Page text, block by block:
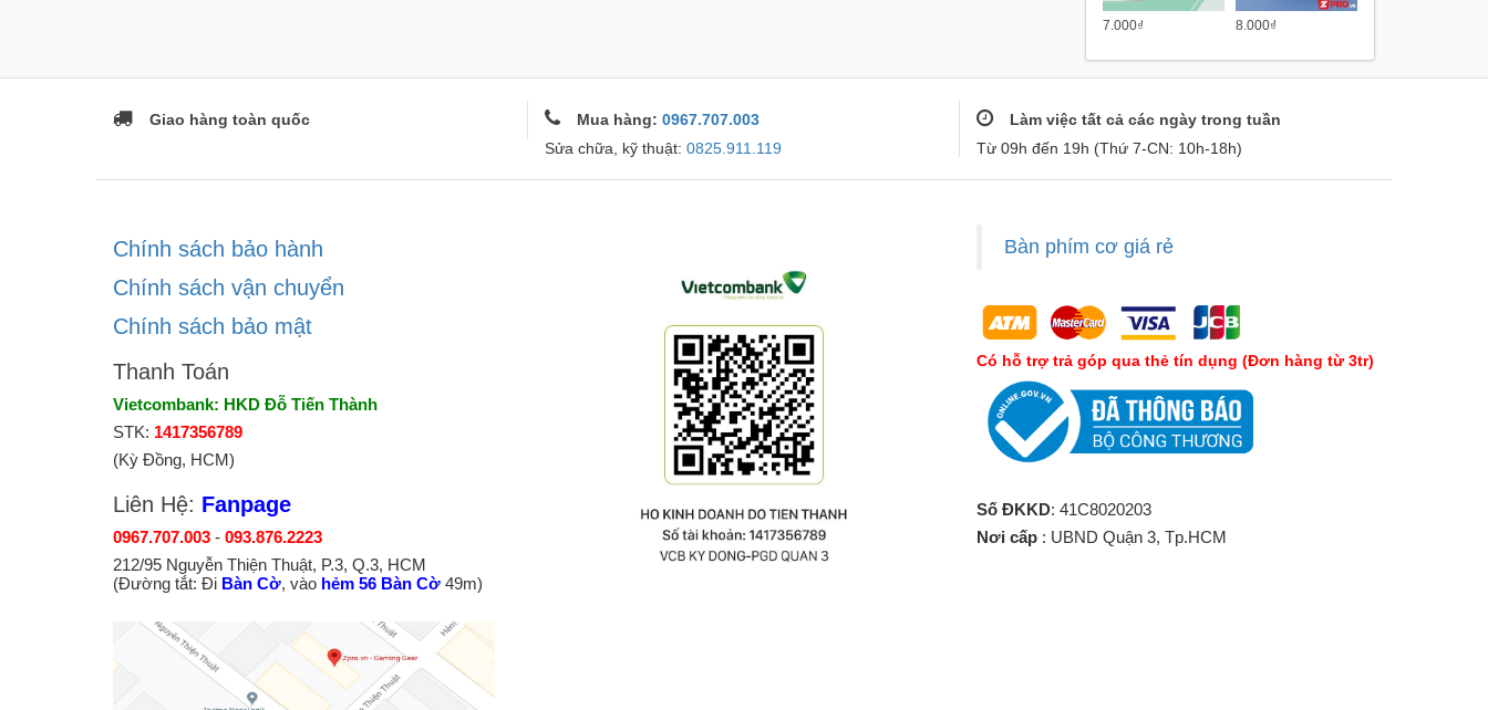
7.000₫ 8.000₫
Giao hàng toàn quốc Mua hàng: 0967.707.003
Sửa chữa, kỹ thuật: 0825.911.119
Làm việc tất cả các ngày trong tuần
Từ 09h đến 19h (Thứ 7-CN: 10h-18h)
Chính sách bảo hành
Chính sách vận chuyển
Chính sách bảo mật
Thanh Toán
Vietcombank: HKD Đỗ Tiến Thành
STK: 1417356789
(Kỳ Đồng, HCM)
Liên Hệ: Fanpage
0967.707.003 - 093.876.2223
212/95 Nguyễn Thiện Thuật, P.3, Q.3, HCM
(Đường tắt: Đi Bàn Cờ, vào hẻm 56 Bàn Cờ 49m)
Bàn phím cơ giá rẻ
Có hỗ trợ trả góp qua thẻ tín dụng (Đơn hàng từ 3tr)
Số ĐKKD: 41C8020203
Nơi cấp : UBND Quận 3, Tp.HCM